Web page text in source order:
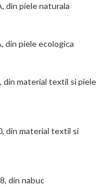
din piele naturala
din piele ecologica
din material textil si piele
din material textil si
din nabuc